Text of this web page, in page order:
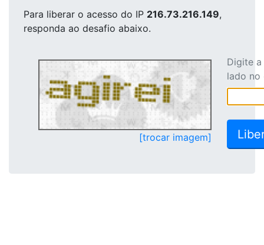
Para liberar o acesso do IP 216.73.216.149,
responda ao desafio abaixo.
[trocar imagem]
Digite
lado no